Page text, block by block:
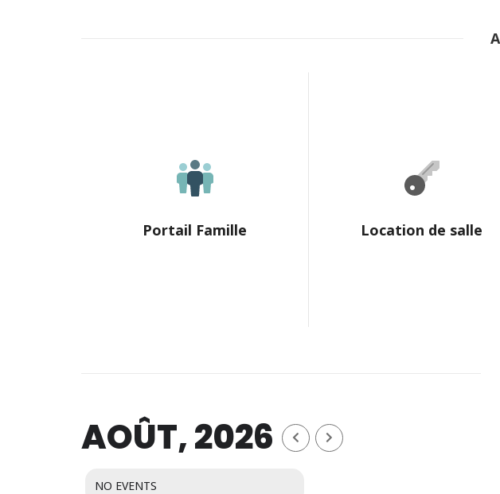
Portail Famille Location de salle
AOÛT, 2026
NO EVENTS